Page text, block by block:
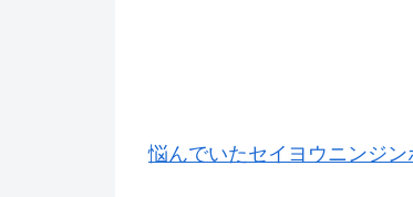
悩んでいたセイヨウニンジン